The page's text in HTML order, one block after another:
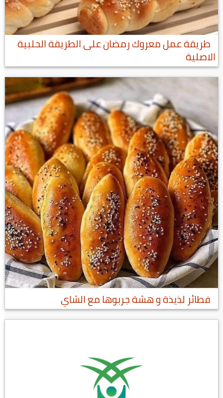
طريقة عمل معروك رمضان على الطريقة الحلبية
الاصلية
فطائر لذيذة و هشة جربوها مع الشاي